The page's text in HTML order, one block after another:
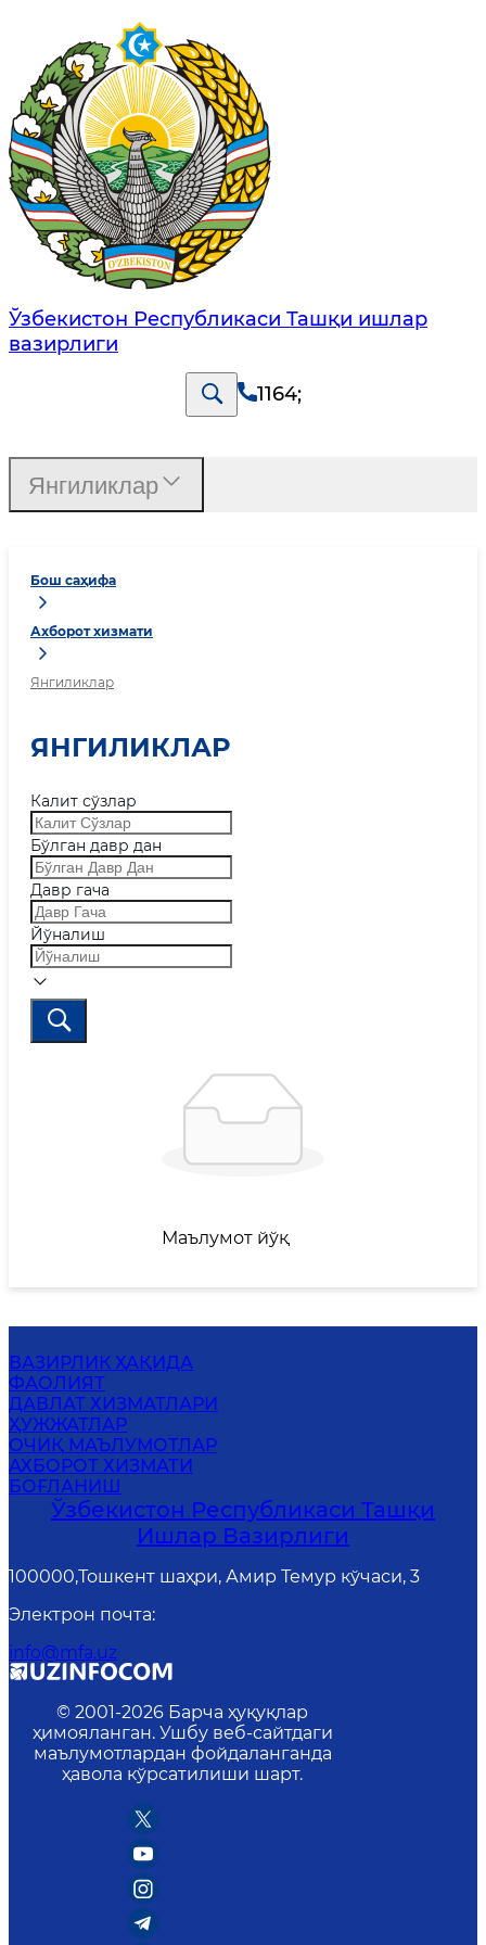
Ўзбекистон Республикаси Ташқи ишлар
вазирлиги
1164;
Бош саҳифа
Ахборот хизмати
Янгиликлар
ЯНГИЛИКЛАР
Калит сўзлар
Бўлган давр дан
Давр гача
Йўналиш
Маълумот йўқ
Янгиликлар
ВАЗИРЛИК ҲАҚИДА
ФАОЛИЯТ
ДАВЛАТ ХИЗМАТЛАРИ
ҲУЖЖАТЛАР
ОЧИҚ МАЪЛУМОТЛАР
АХБОРОТ ХИЗМАТИ
БОҒЛАНИШ
Ўзбекистон Республикаси Ташқи
Ишлар Вазирлиги
100000,Тошкент шаҳри, Амир Темур кўчаси, 3
Электрон почта:
info@mfa.uz
© 2001-2026 Барча ҳуқуқлар
ҳимояланган. Ушбу веб-сайтдаги
маълумотлардан фойдаланганда
ҳавола кўрсатилиши шарт.